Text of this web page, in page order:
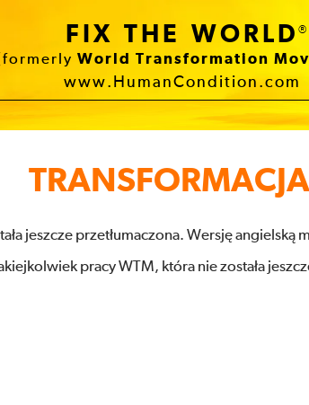
FIX THE WORLD®
World Transformation
www.HumanCondition.com
TRANSFORMACJA
jeszcze przetłumaczona. Wersję angielską
pracy WTM, która nie została